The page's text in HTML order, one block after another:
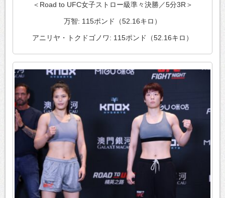
＜Road to UFC女子ストロー級準々決勝／5分3R＞
万智: 115ポンド（52.16キロ）
アニリヤ・トクドゴノワ: 115ポンド（52.16キロ）